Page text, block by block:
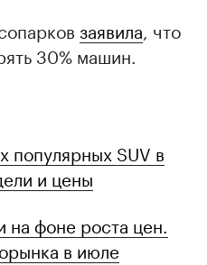
заявила, что
30% машин.
популярных SUV в
и цены
фоне роста цен.
в июле